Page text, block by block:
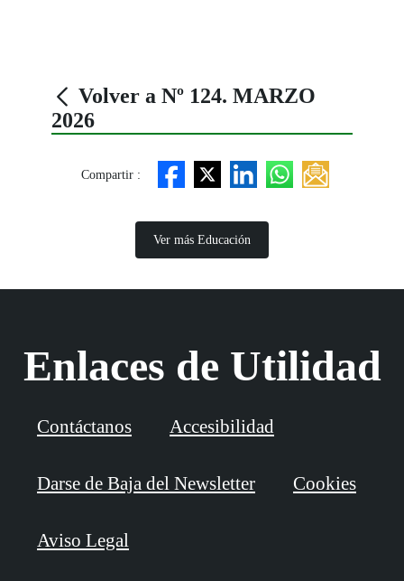
Volver a Nº 124. MARZO
2026
Compartir :
Ver más Educación
Enlaces de Utilidad
Contáctanos Accesibilidad
Darse de Baja del Newsletter Cookies
Aviso Legal